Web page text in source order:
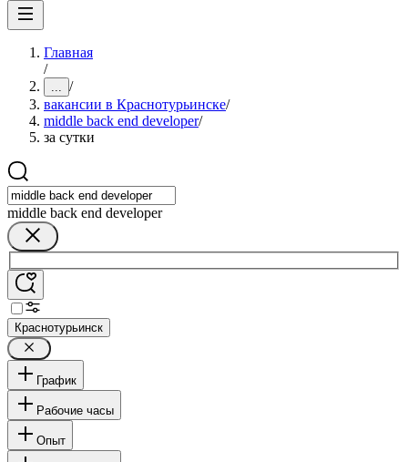
Главная
/
... /
вакансии в Краснотурьинске/
middle back end developer/
за сутки
middle back end developer
Краснотурьинск
График
Рабочие часы
Опыт